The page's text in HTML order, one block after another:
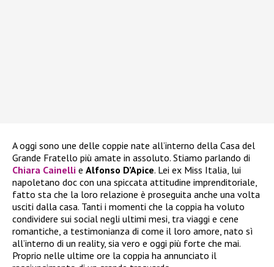
A oggi sono une delle coppie nate all’interno della Casa del
Grande Fratello più amate in assoluto. Stiamo parlando di
Chiara Cainelli e Alfonso D’Apice. Lei ex Miss Italia, lui
napoletano doc con una spiccata attitudine imprenditoriale,
fatto sta che la loro relazione è proseguita anche una volta
usciti dalla casa. Tanti i momenti che la coppia ha voluto
condividere sui social negli ultimi mesi, tra viaggi e cene
romantiche, a testimonianza di come il loro amore, nato sì
all’interno di un reality, sia vero e oggi più forte che mai.
Proprio nelle ultime ore la coppia ha annunciato il